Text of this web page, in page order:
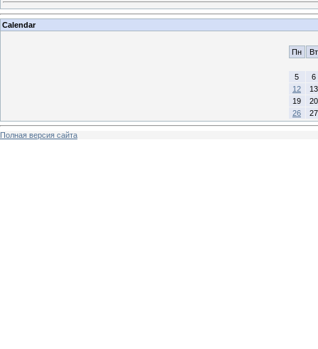
Calendar
Пн Вт
5
6
12
13
19
20
26
27
Полная версия сайта